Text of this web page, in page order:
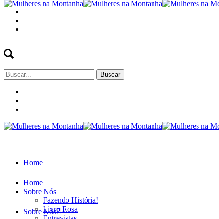
Buscar
por:
Home
Sobre Nós
Home
Sobre Nós
Fazendo História!
Livro Rosa